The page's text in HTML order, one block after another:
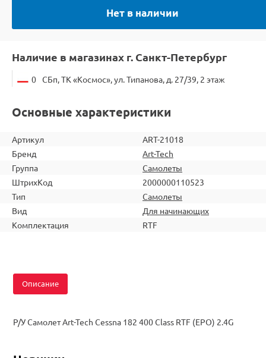
Нет в наличии
Наличие в магазинах г. Санкт-Петербург
0 СБп, ТК «Космос», ул. Типанова, д. 27/39, 2 этаж
Основные характеристики
Артикул
ART-21018
Бренд
Art-Tech
Группа
Самолеты
ШтрихКод
2000000110523
Тип
Самолеты
Вид
Для начинающих
Комплектация
RTF
Описание
Р/У Самолет Art-Tech Cessna 182 400 Class RTF (EPO) 2.4G